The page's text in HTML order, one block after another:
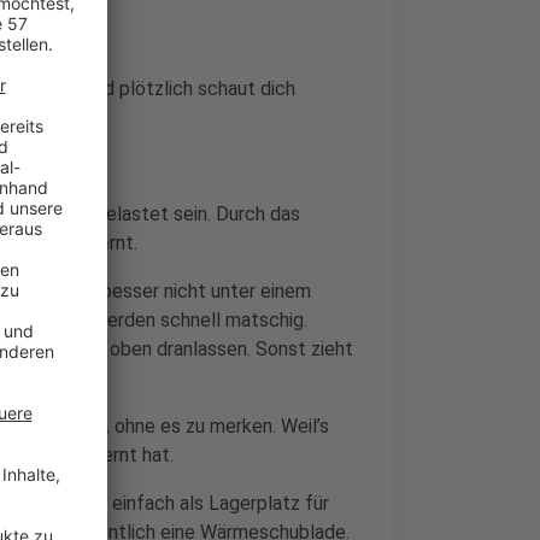
Reis – und plötzlich schaut dich
belastet sein. Durch das
was gelernt.
solltet ihr besser nicht unter einem
und werden schnell matschig.
Kelch oben dranlassen. Sonst zieht
macht, ohne es zu merken. Weil’s
anders gelernt hat.
nutzen sie einfach als Lagerplatz für
eigentlich eine Wärmeschublade.